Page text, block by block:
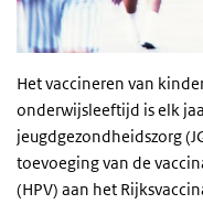
Het vaccineren van
onderwijsleeftijd is elk
jeugdgezondheidszorg
toevoeging van de
(HPV) aan het